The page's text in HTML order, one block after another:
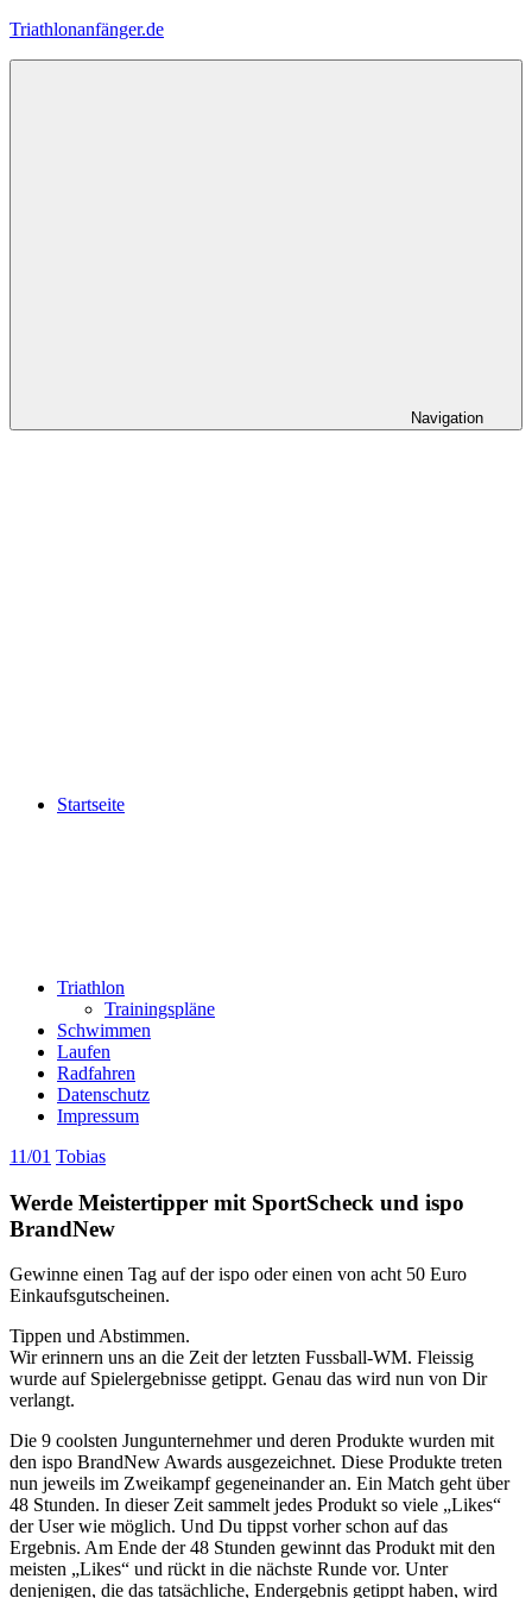
Zum
Triathlonanfänger.de
Navigation
Startseite
Triathlon
Trainingspläne
Schwimmen
Laufen
Radfahren
Datenschutz
Impressum
11/01 Tobias
Werde Meistertipper mit SportScheck und ispo
BrandNew
Gewinne einen Tag auf der ispo oder einen von acht 50 Euro
Einkaufsgutscheinen.
Tippen und Abstimmen.
Wir erinnern uns an die Zeit der letzten Fussball-WM. Fleissig
wurde auf Spielergebnisse getippt. Genau das wird nun von Dir
verlangt.
Die 9 coolsten Jungunternehmer und deren Produkte wurden mit
den ispo BrandNew Awards ausgezeichnet. Diese Produkte treten
nun jeweils im Zweikampf gegeneinander an. Ein Match geht über
48 Stunden. In dieser Zeit sammelt jedes Produkt so viele „Likes“
der User wie möglich. Und Du tippst vorher schon auf das
Ergebnis. Am Ende der 48 Stunden gewinnt das Produkt mit den
meisten „Likes“ und rückt in die nächste Runde vor. Unter
denjenigen, die das tatsächliche, Endergebnis getippt haben, wird